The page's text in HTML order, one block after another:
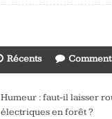
Récents
Humeur : faut-il laisser
électriques en forêt ?